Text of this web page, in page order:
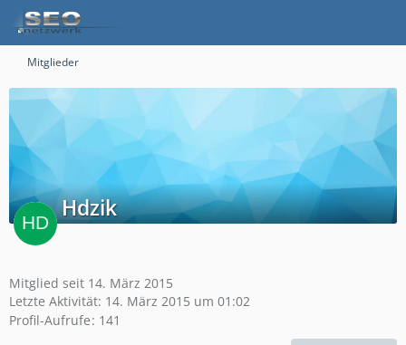
Mitglieder
Hdzik
Mitglied seit 14. März 2015
Letzte Aktivität: 14. März 2015 um 01:02
Profil-Aufrufe 141